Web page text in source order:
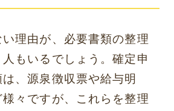
理由が、必要書類の整理
もいるでしょう。確定申
、源泉徴収票や給与明
々ですが、これらを整理